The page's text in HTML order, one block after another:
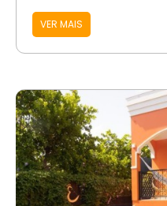
VER MAIS